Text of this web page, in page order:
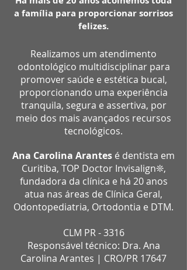
a família para proporcionar sorrisos
felizes.
Realizamos um atendimento
odontológico multidisciplinar para
promover saúde e estética bucal,
proporcionando uma experiência
tranquila, segura e assertiva, por
meio dos mais avançados recursos
tecnológicos.
Ana Carolina Arantes é dentista em
Curitiba, TOP Doctor Invisalign❊,
fundadora da clínica e há 20 anos
atua nas áreas de Clínica Geral,
Odontopediatria, Ortodontia e DTM.
CLM PR - 3316
Responsável técnico: Dra. Ana
Carolina Arantes | CRO/PR 17647